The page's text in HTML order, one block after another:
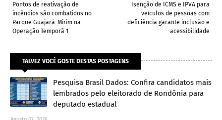
Isenção de ICMS e IPVA para
veículos de pessoas com
deficiência garante inclusão e
acessibilidade
Pontos de reativação de
incêndios são combatidos no
Parque Guajará-Mirim na
Operação Temporã 1
TALVEZ VOCÊ GOSTE DESTAS POSTAGENS
Pesquisa Brasil Dados: Confira candidatos mais
lembrados pelo eleitorado de Rondônia para
deputado estadual